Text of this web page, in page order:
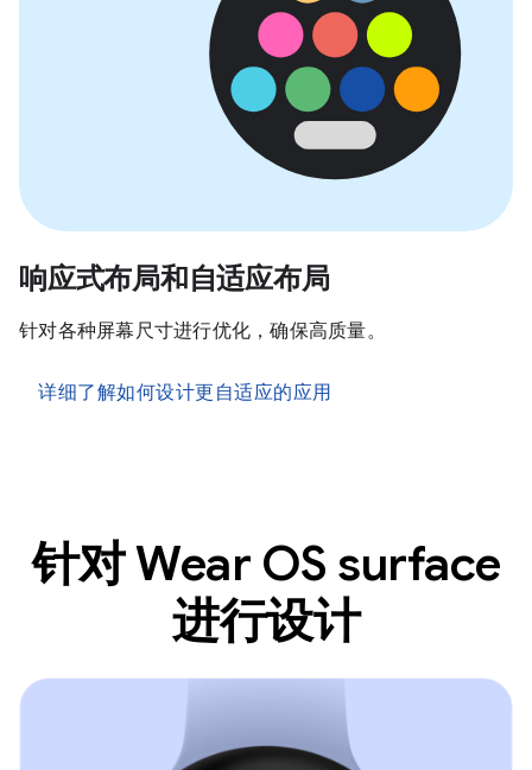
响应式布局和自适应布局
针对各种屏幕尺寸进行优化，确保高质量。
详细了解如何设计更自适应的应用
针对 Wear OS surface
进行设计